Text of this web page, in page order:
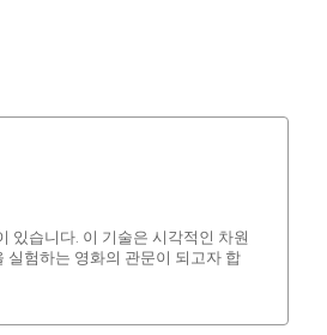
있습니다. 이 기술은 시각적인 차원
험하는 영화의 관문이 되고자 합